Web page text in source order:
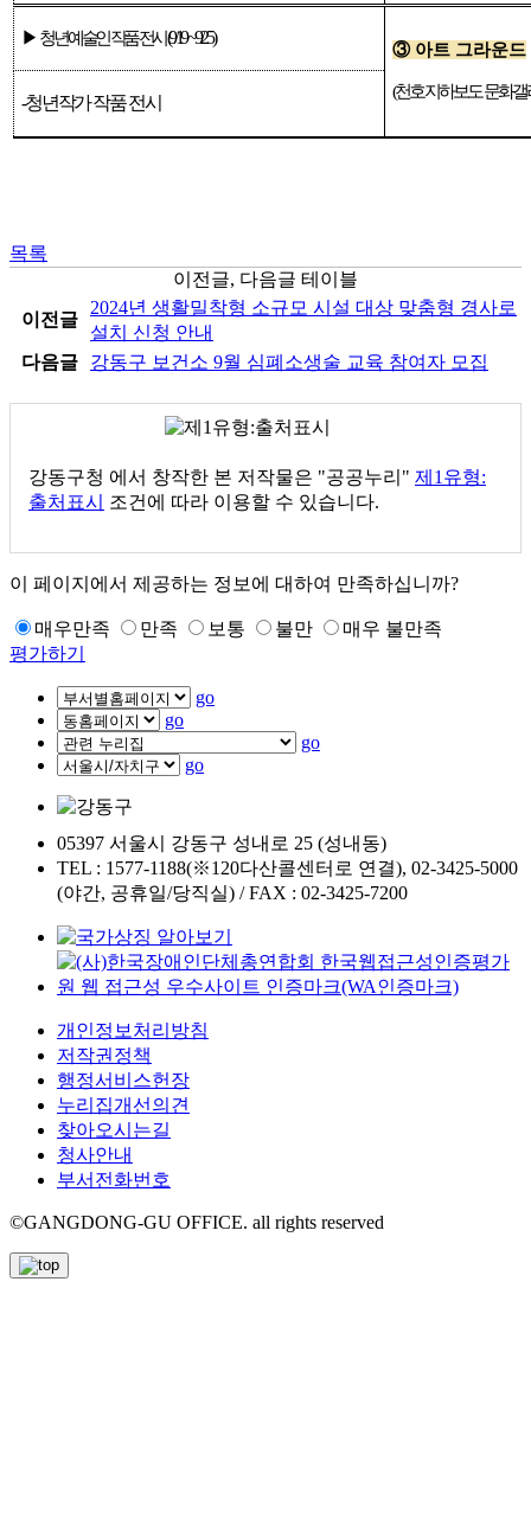
▶ 청년 예술인 작품 전시 (9/19 ~ 9/25)
③ 아트 그라운드
(천호지하보도 문화갤
-청년작가 작품 전시
목록
이전글, 다음글 테이블
이전글
2024년 생활밀착형 소규모 시설 대상 맞춤형 경사로
설치 신청 안내
다음글
강동구 보건소 9월 심폐소생술 교육 참여자 모집
강동구청 에서 창작한 본 저작물은 "공공누리" 제1유형:
출처표시
조건에 따라 이용할 수 있습니다.
이 페이지에서 제공하는 정보에 대하여 만족하십니까?
매우만족 만족 보통 불만
매우 불만족
평가하기
go
go
go
go
05397 서울시 강동구 성내로 25 (성내동)
TEL : 1577-1188(※120다산콜센터로 연결), 02-3425-5000
(야간, 공휴일/당직실) / FAX : 02-3425-7200
개인정보처리방침
저작권정책
행정서비스헌장
누리집개선의견
찾아오시는길
청사안내
부서전화번호
©GANGDONG-GU OFFICE. all rights reserved